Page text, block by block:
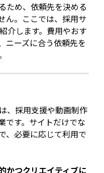
ため、依頼先を決める
ん。ここでは、採用サ
介します。費用やおす
ニーズに合う依頼先を
、採用支援や動画制作
です。サイトだけでな
、必要に応じて利用で
かつクリエイティブに